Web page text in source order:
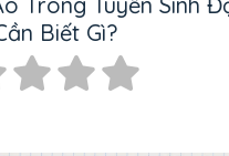
Biết Gì?